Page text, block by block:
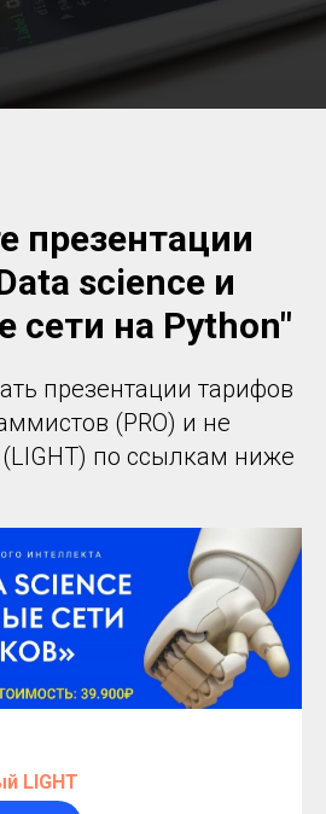
презентации
science и
сети на Python"
презентации тарифов
(PRO) и не
по ссылкам ниже
LIGHT